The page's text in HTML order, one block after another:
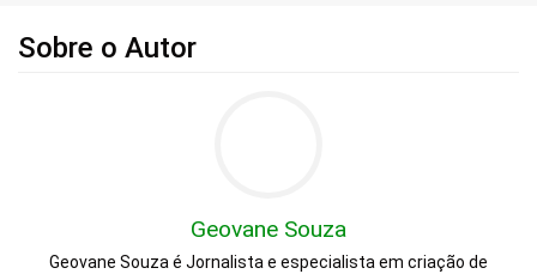
Sobre o Autor
Geovane Souza
Geovane Souza é Jornalista e especialista em criação de